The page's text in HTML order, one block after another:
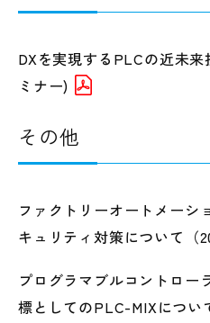
DXを実現するPLCの近未
ミナー)
その他
ファクトリーオートメーシ
キュリティ対策について（
プログラマブルコントロー
標としてのPLC-MIXについ